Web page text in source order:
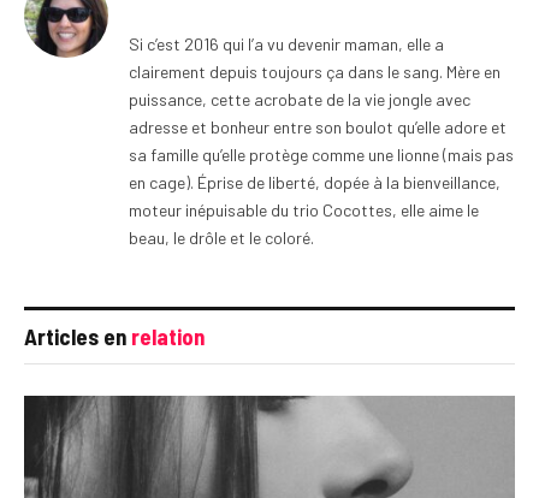
Si c’est 2016 qui l’a vu devenir maman, elle a
clairement depuis toujours ça dans le sang. Mère en
puissance, cette acrobate de la vie jongle avec
adresse et bonheur entre son boulot qu’elle adore et
sa famille qu’elle protège comme une lionne (mais pas
en cage). Éprise de liberté, dopée à la bienveillance,
moteur inépuisable du trio Cocottes, elle aime le
beau, le drôle et le coloré.
Articles en relation